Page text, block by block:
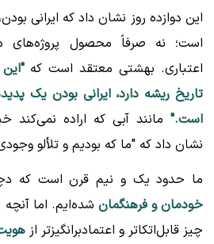
این دوازده روز نشان داد که ایرانی
است؛ نه صرفاً محصول پروژه‌های
اعتباری. بهشتی معتقد است که
تاریخ ریشه دارد، ایرانی بودن یک
است." مانند آبی که اراده نمی‌کند
نشان داد که "ما که بودیم و تلألو
ما حدود یک و نیم قرن است که
خودمان و فرهنگمان شده‌ایم. اما
چیز قابل‌اتکاتر و اعتمادبرانگیزتر از